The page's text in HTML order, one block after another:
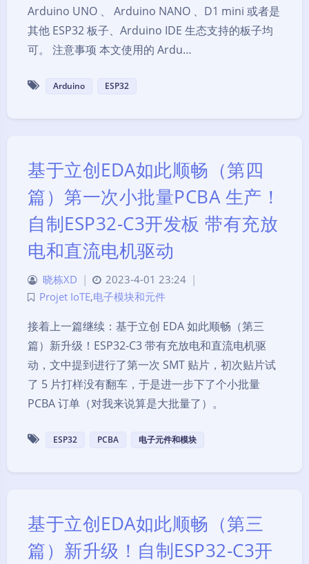
Arduino UNO 、 Arduino NANO 、D1 mini 或者是
其他 ESP32 板子、Arduino IDE 生态支持的板子均
可。 注意事项 本文使用的 Ardu…
Arduino ESP32
基于立创EDA如此顺畅（第四
篇）第一次小批量PCBA 生产！
自制ESP32-C3开发板 带有充放
电和直流电机驱动
晓栋XD | 2023-4-01 23:24 |
Projet IoTE,电子模块和元件
接着上一篇继续：基于立创 EDA 如此顺畅（第三
篇）新升级！ESP32-C3 带有充放电和直流电机驱
动，文中提到进行了第一次 SMT 贴片，初次贴片试
了 5 片打样没有翻车，于是进一步下了个小批量
PCBA 订单（对我来说算是大批量了）。
ESP32 PCBA 电子元件和模块
基于立创EDA如此顺畅（第三
篇）新升级！自制ESP32-C3开